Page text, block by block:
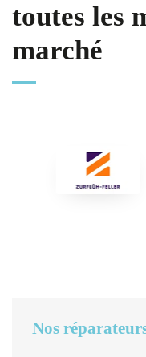
toutes les
marché
Nos